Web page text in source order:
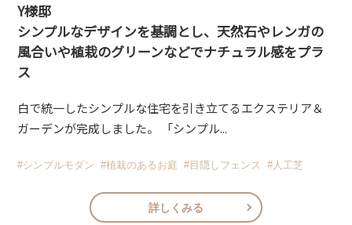
Y様邸
シンプルなデザインを基調とし、天然石やレンガの
風合いや植栽のグリーンなどでナチュラル感をプラ
ス
白で統一したシンプルな住宅を引き立てるエクステリア＆
ガーデンが完成しました。 「シンプル...
#シンプルモダン #植栽のあるお庭 #目隠しフェンス #人工芝
詳しくみる